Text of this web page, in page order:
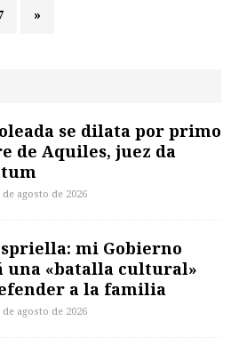
»
se dilata por primo
de Aquiles, juez da
agosto de 2026
mi Gobierno
«batalla cultural»
a la familia
agosto de 2026